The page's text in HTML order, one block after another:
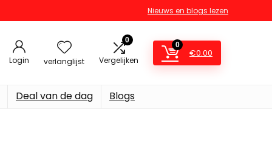
Nieuws en blogs lezen
Login verlanglijst
0
Vergelijken
0
€0.00
Deal van de dag Blogs